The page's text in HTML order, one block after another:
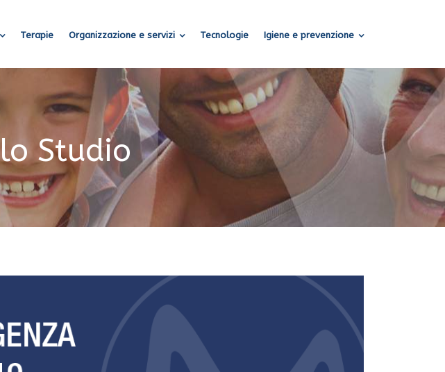
Terapie Organizzazione e servizi Tecnologie Igiene e prevenzione
Studio